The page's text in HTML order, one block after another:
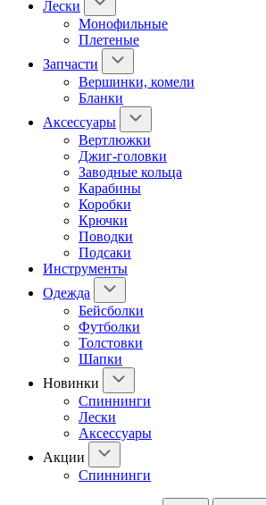
Лески
Монофильные
Плетеные
Запчасти
Вершинки, комели
Бланки
Аксессуары
Вертлюжки
Джиг-головки
Заводные кольца
Карабины
Коробки
Крючки
Поводки
Подсаки
Инструменты
Одежда
Бейсболки
Футболки
Толстовки
Шапки
Новинки
Спиннинги
Лески
Аксессуары
Акции
Спиннинги